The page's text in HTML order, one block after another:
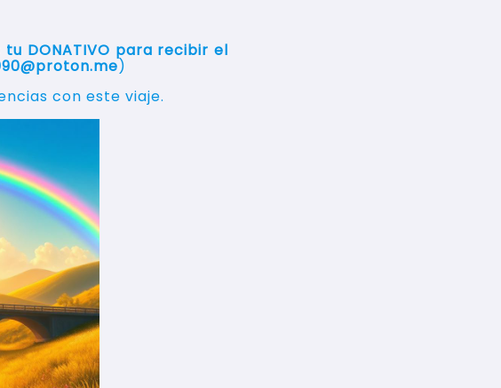
tu DONATIVO para recibir el
)
con este viaje.